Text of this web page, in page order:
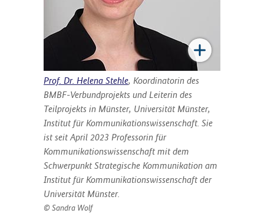
Prof. Dr. Helena Stehle, Koordinatorin des
BMBF-Verbundprojekts und Leiterin des
Teilprojekts in Münster, Universität Münster,
Institut für Kommunikationswissenschaft. Sie
ist seit April 2023 Professorin für
Kommunikationswissenschaft mit dem
Schwerpunkt Strategische Kommunikation am
Institut für Kommunikationswissenschaft der
Universität Münster.
Sandra Wolf